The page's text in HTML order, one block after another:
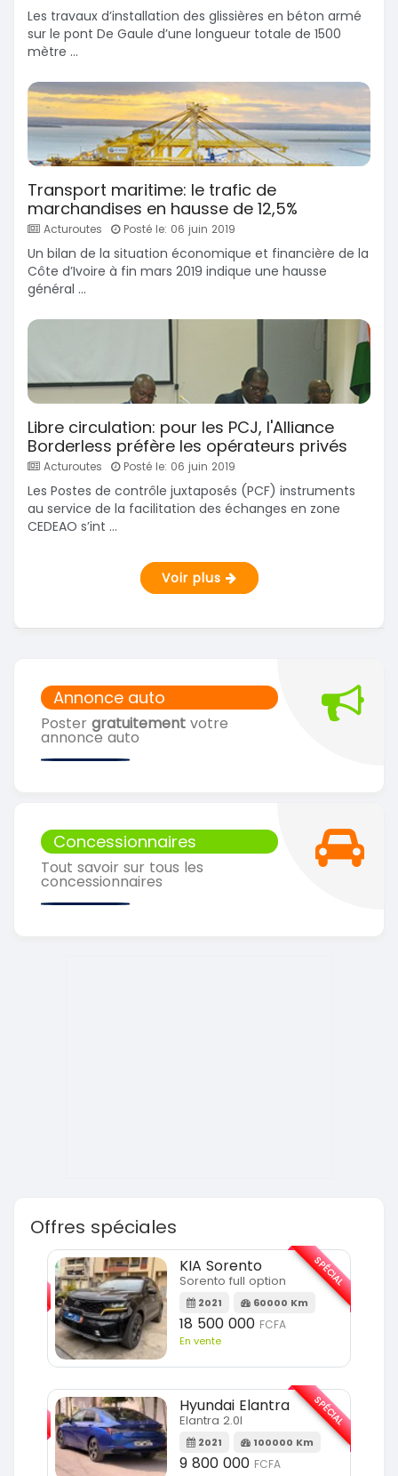
Annonce auto
Poster gratuitement votre
annonce auto
Concessionnaires
Tout savoir sur tous les
concessionnaires
Offres spéciales
KIA Sorento
Sorento full option
2021 60000 Km
18 500 000 FCFA
En vente
SPÉCIAL
Hyundai Elantra
Elantra 2.0l
2021 100000 Km
9 800 000 FCFA
SPÉCIAL
Les travaux d’installation des glissières en béton armé
sur le pont De Gaule d’une longueur totale de 1500
mètre ...
Transport maritime: le trafic de
marchandises en hausse de 12,5%
Acturoutes Posté le: 06 juin 2019
Un bilan de la situation économique et financière de la
Côte d’Ivoire à fin mars 2019 indique une hausse
général ...
Libre circulation: pour les PCJ, l'Alliance
Borderless préfère les opérateurs privés
Acturoutes Posté le: 06 juin 2019
Les Postes de contrôle juxtaposés (PCF) instruments
au service de la facilitation des échanges en zone
CEDEAO s’int ...
Voir plus